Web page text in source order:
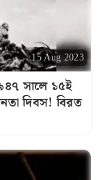
15 Aug 2023
সালে ১৫ই
দিবস! বিরত